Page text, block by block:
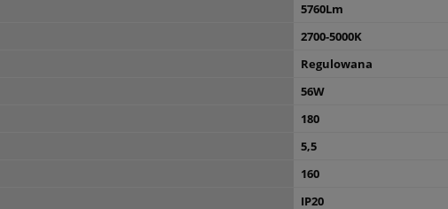
5760Lm
2700-5000K
Regulowana
56W
180
5,5
160
IP20